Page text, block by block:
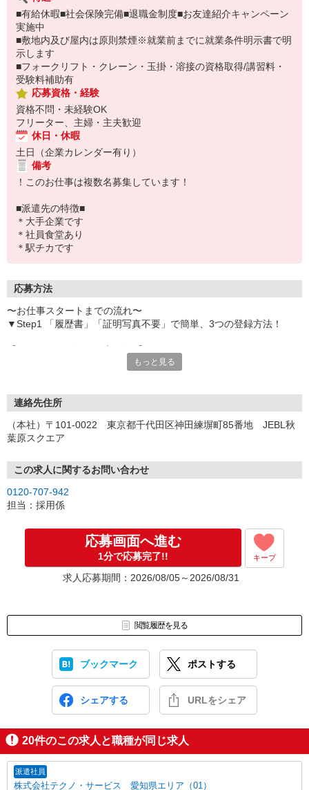
■有給休暇■社会保険完備■退職金制度■お友達紹介キャンペーン
実施中
■敷地内及び屋内は原則禁煙※就業前までに就業条件明示書で明
示します
■フォークリフト・クレーン・玉掛・溶接の資格取得/講習料・
受験料補助有
応募資格・経験
資格不問・未経験OK
フリーター、主婦・主夫歓迎
休日・休暇
土日（企業カレンダー有り）
備考
！このお仕事は複数名募集しています！
■派遣先の特徴■
＊大手企業です
＊社員食堂あり
＊駅チカです
応募方法
〜お仕事スタートまでの流れ〜
▼Step1 「履歴書」「証明写真不要」で簡単、3つの登録方法！
いつでも好きな時間に登録OK
受付時間/平日9:00〜19:00
【来場登録（目安1時間30分）】
▼Step2 全国にあるお仕事の中から、あなたにピッタリのお仕事を
ご案内
▼Step3 就業前に職場見学で気になる事はしっかりチェック！
応募⇒最短で2日後からの勤務も可能です！
もっと見る
連絡先住所
（本社）〒101-0022 東京都千代田区神田練塀町85番地 JEBL秋
葉原スクエア
この求人に関するお問い合わせ
0120-707-942
担当：採用係
応募画面へ進む
1分で応募完了!! キープ
求人応募期間：2026/08/05～2026/08/31
閲覧履歴を見る
ブックマーク ポストする
シェアする URLをシェア
20件のこの求人と職種が同じ求人
派遣社員
株式会社テクノ・サービス 愛知県エリア（01）